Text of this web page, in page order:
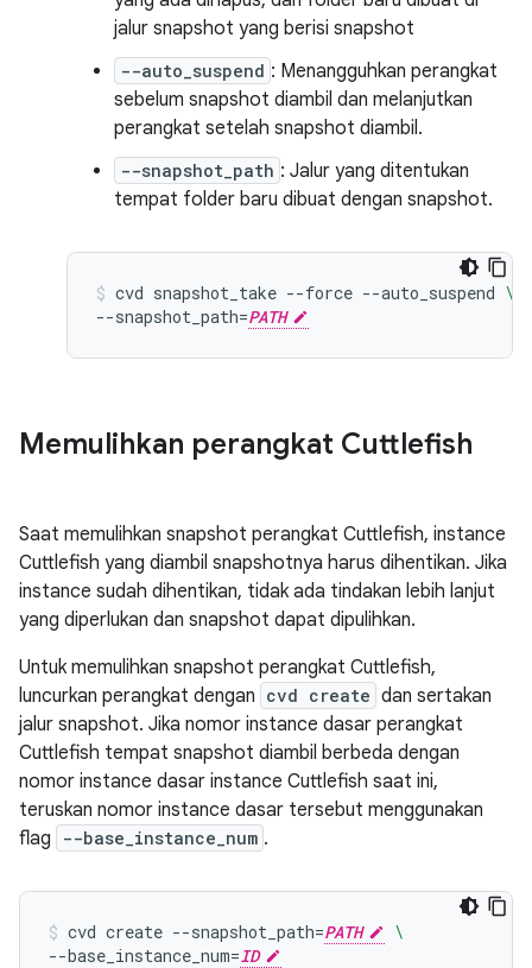
jalur snapshot yang berisi snapshot
--auto_suspend : Menangguhkan perangkat
sebelum snapshot diambil dan melanjutkan
perangkat setelah snapshot diambil.
--snapshot_path : Jalur yang ditentukan
tempat folder baru dibuat dengan snapshot.
cvd snapshot_take --force --auto_suspend \
--snapshot_path=PATH
Memulihkan perangkat Cuttlefish
Saat memulihkan snapshot perangkat Cuttlefish, instance
Cuttlefish yang diambil snapshotnya harus dihentikan. Jika
instance sudah dihentikan, tidak ada tindakan lebih lanjut
yang diperlukan dan snapshot dapat dipulihkan.
Untuk memulihkan snapshot perangkat Cuttlefish,
luncurkan perangkat dengan cvd create dan sertakan
jalur snapshot. Jika nomor instance dasar perangkat
Cuttlefish tempat snapshot diambil berbeda dengan
nomor instance dasar instance Cuttlefish saat ini,
teruskan nomor instance dasar tersebut menggunakan
flag
--base_instance_num .
cvd create --snapshot_path=PATH
\
--base_instance_num=ID